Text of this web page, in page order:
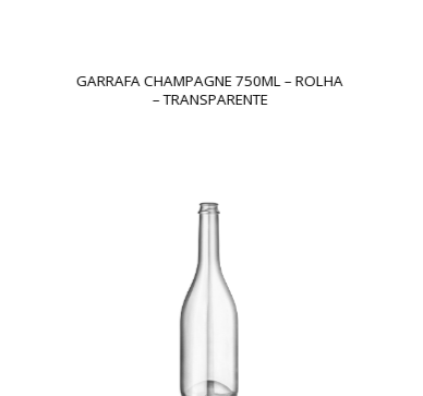
GARRAFA CHAMPAGNE 750ML – ROLHA
– TRANSPARENTE